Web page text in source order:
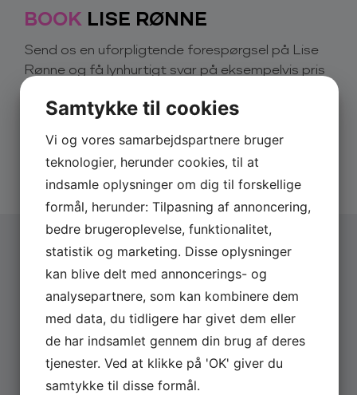
Hun er kendt fra skærmen som en professionel, åben
arrangementer. Trods sin unge alder, har Lise Rønne
samlet sig en enorm erfaring og goodwill i
Hun har igennem en årrække været seerfavorit på
Lise Rønne har stor erfaring som konferencier og
ordstyrer. Med professionalisme og indlevelse, formår
hun på underholdende vis, at skabe en rød tråd
igennem hele jeres arrangement. Lise Rønne mestrer
såvel det lette og underholdende, som det seriøse
og fagligt tungere arrangement. Med sit vindende
væsen, fanger hun både de yngre og de ældre.
Lise kan samle publikum på bedste vis og give
aftenen en rød, sammenhængende tråd. Book hende
som konferencier, vært eller ordstyrer og oplev en
engageret og nærværende Lise Rønne.
BOOK LISE RØNNE
Send os en uforpligtende forespørgsel på Lise
Rønne og få lynhurtigt svar på eksempelvis pris
Derfor skal du booke via os:
Hurtigt svar på forespørgsler
20 års erfaring med booking
Altid uforpligtende forespørgsel
Vælg arrangementstype *
Firma
Privat
Firmanavn
Samtykke til cookies
Vi og vores samarbejdspartnere bruger
teknologier, herunder cookies, til at
indsamle oplysninger om dig til forskellige
formål, herunder: Tilpasning af annoncering,
bedre brugeroplevelse, funktionalitet,
statistik og marketing. Disse oplysninger
kan blive delt med annoncerings- og
analysepartnere, som kan kombinere dem
med data, du tidligere har givet dem eller
de har indsamlet gennem din brug af deres
tjenester. Ved at klikke på 'OK' giver du
samtykke til disse formål.